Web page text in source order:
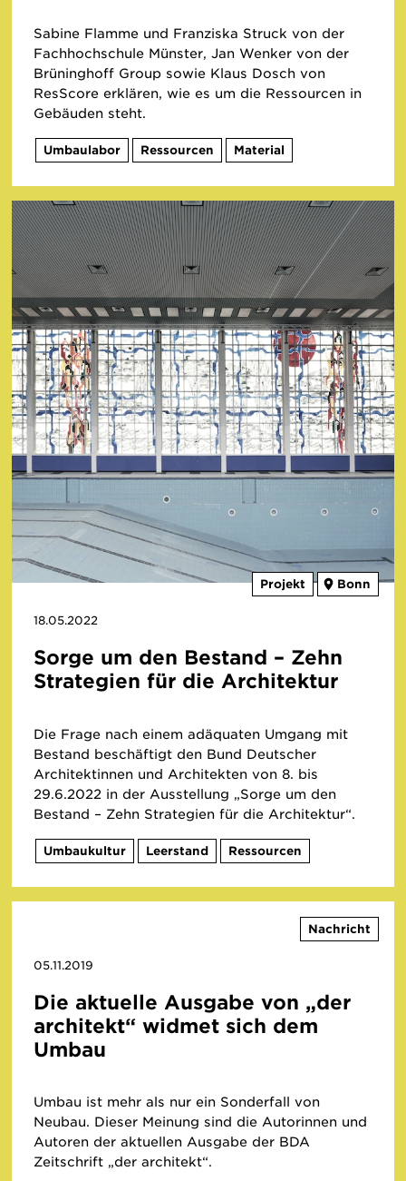
Sabine Flamme und Franziska Struck von der
Fachhochschule Münster, Jan Wenker von der
Brüninghoff Group sowie Klaus Dosch von
ResScore erklären, wie es um die Ressourcen in
Gebäuden steht.
Umbaulabor Ressourcen Material
Projekt Bonn
18.05.2022
Sorge um den Bestand – Zehn
Strategien für die Architektur
Die Frage nach einem adäquaten Umgang mit
Bestand beschäftigt den Bund Deutscher
Architektinnen und Architekten von 8. bis
29.6.2022 in der Ausstellung „Sorge um den
Bestand – Zehn Strategien für die Architektur“.
Umbaukultur Leerstand Ressourcen
Nachricht
05.11.2019
Die aktuelle Ausgabe von „der
architekt“ widmet sich dem
Umbau
Umbau ist mehr als nur ein Sonderfall von
Neubau. Dieser Meinung sind die Autorinnen und
Autoren der aktuellen Ausgabe der BDA
Zeitschrift „der architekt“.